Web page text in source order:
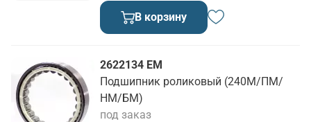
В корзину
2622134 ЕМ
Подшипник роликовый (240М/ПМ/
НМ/БМ)
под заказ